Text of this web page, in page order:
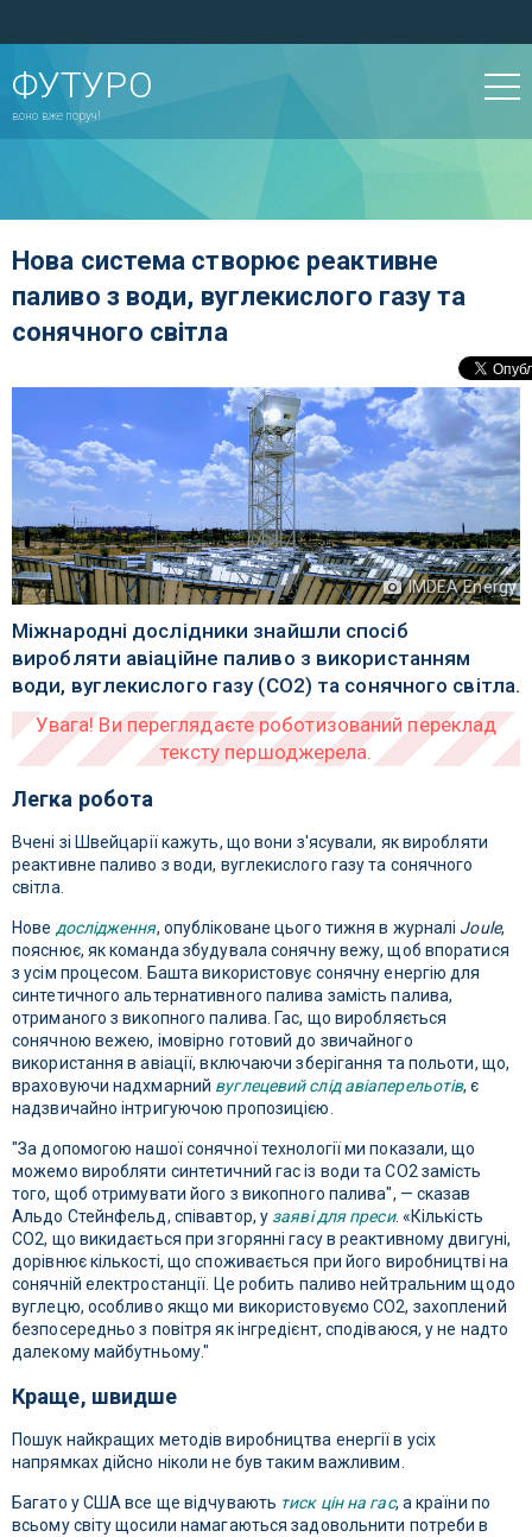
ФУТУРО
воно вже поруч!
Нова система створює реактивне
паливо з води, вуглекислого газу та
сонячного світла
IMDEA Energy
Міжнародні дослідники знайшли спосіб
виробляти авіаційне паливо з використанням
води, вуглекислого газу (CO2) та сонячного світла.
Легка робота
Вчені зі Швейцарії кажуть, що вони з'ясували, як виробляти
реактивне паливо з води, вуглекислого газу та сонячного
світла.
Нове дослідження, опубліковане цього тижня в журналі Joule,
пояснює, як команда збудувала сонячну вежу, щоб впоратися
з усім процесом. Башта використовує сонячну енергію для
синтетичного альтернативного палива замість палива,
отриманого з викопного палива. Гас, що виробляється
сонячною вежею, імовірно готовий до звичайного
використання в авіації, включаючи зберігання та польоти, що,
враховуючи надхмарний вуглецевий слід авіаперельотів, є
надзвичайно інтригуючою пропозицією.
"За допомогою нашої сонячної технології ми показали, що
можемо виробляти синтетичний гас із води та CO2 замість
того, щоб отримувати його з викопного палива", — сказав
Альдо Стейнфельд, співавтор, у заяві для преси. «Кількість
CO2, що викидається при згорянні гасу в реактивному двигуні,
дорівнює кількості, що споживається при його виробництві на
сонячній електростанції. Це робить паливо нейтральним щодо
вуглецю, особливо якщо ми використовуємо CO2, захоплений
безпосередньо з повітря як інгредієнт, сподіваюся, у не надто
далекому майбутньому."
Краще, швидше
Пошук найкращих методів виробництва енергії в усіх
напрямках дійсно ніколи не був таким важливим.
Багато у США все ще відчувають тиск цін на гас, а країни по
всьому світу щосили намагаються задовольнити потреби в